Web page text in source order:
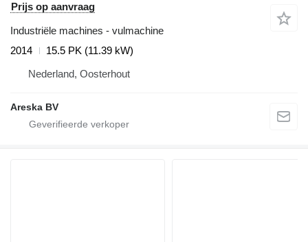
Prijs op aanvraag
Industriële machines - vulmachine
2014
15.5 PK (11.39 kW)
Nederland, Oosterhout
Areska BV